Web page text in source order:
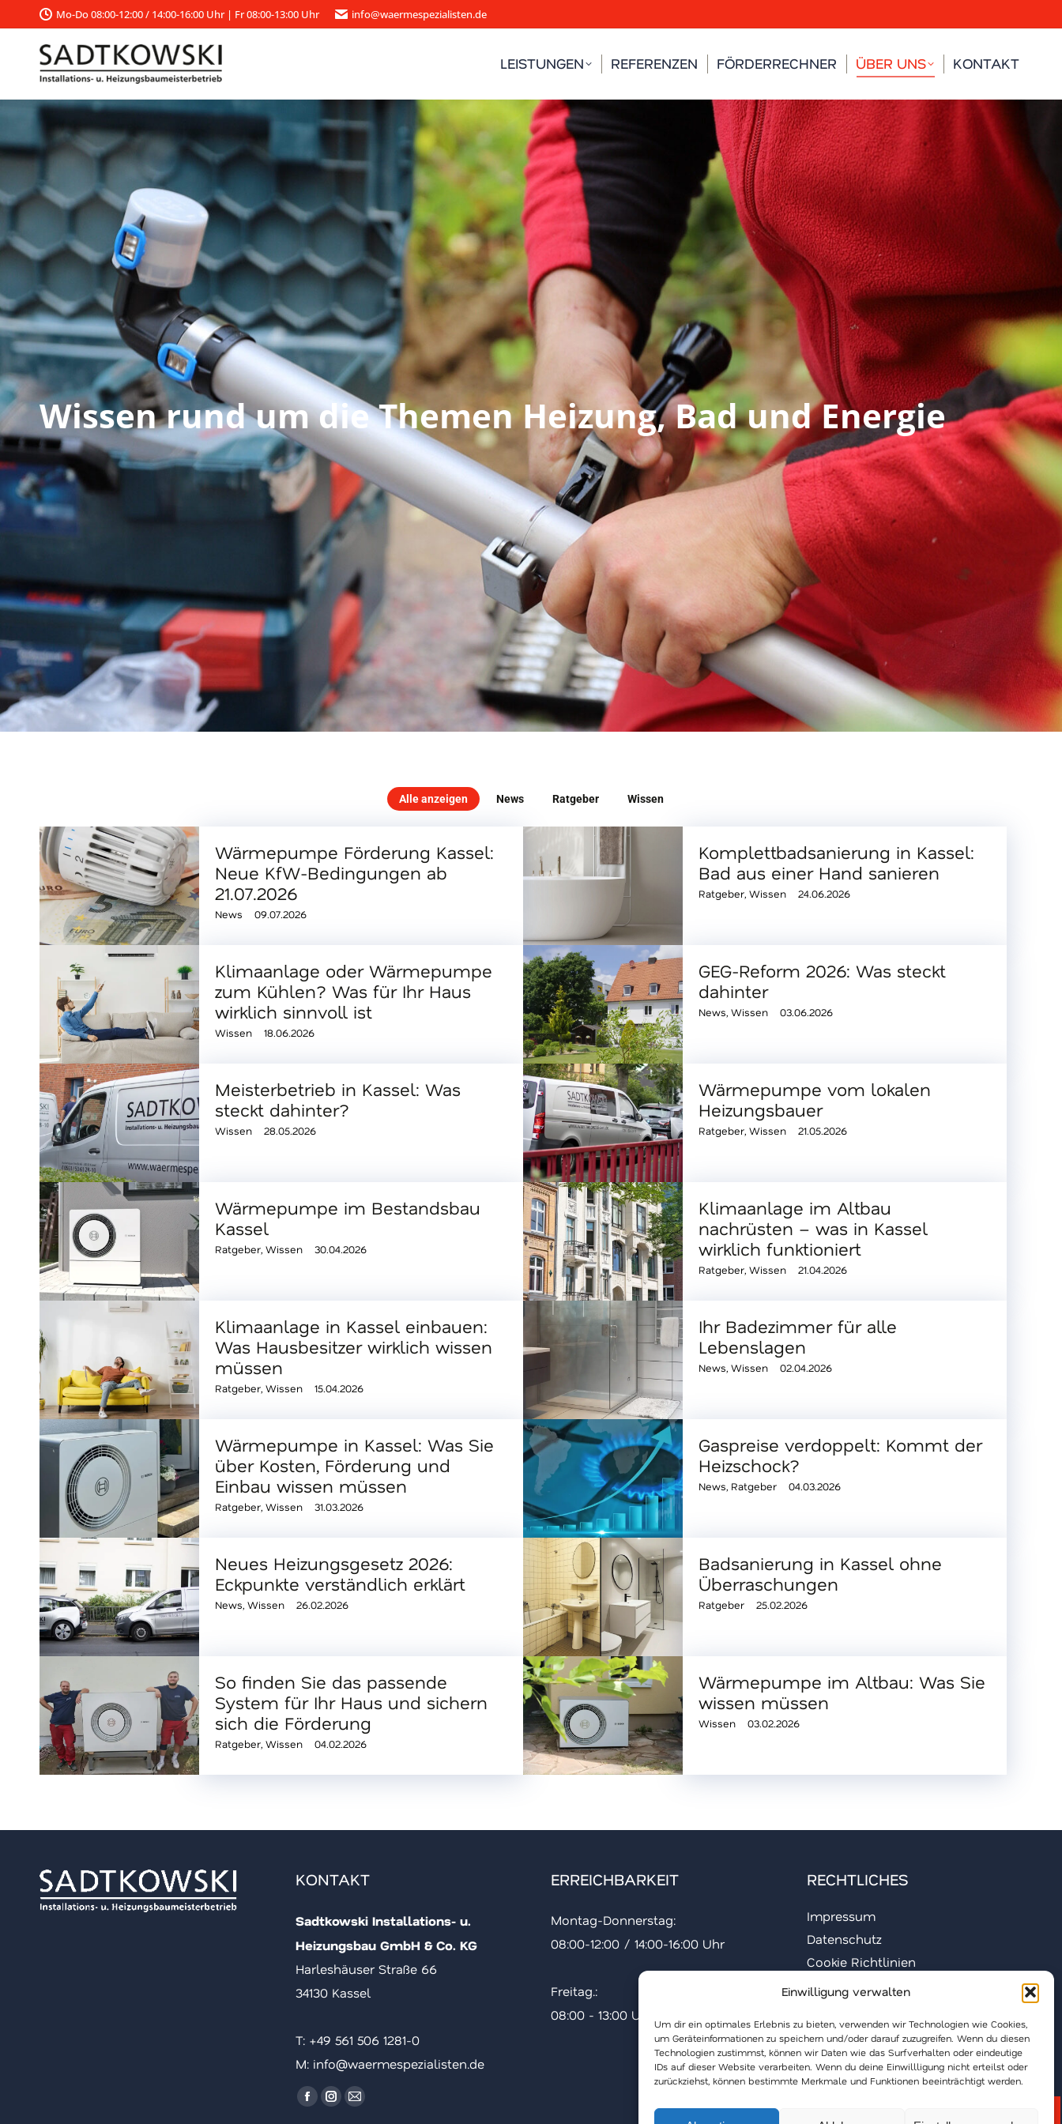
Einwilligung verwalten
Um dir ein optimales Erlebnis zu bieten, verwenden wir Technologien wie Cookies,
um Geräteinformationen zu speichern und/oder darauf zuzugreifen. Wenn du diesen
Technologien zustimmst, können wir Daten wie das Surfverhalten oder eindeutige
IDs auf dieser Website verarbeiten. Wenn du deine Einwillligung nicht erteilst oder
zurückziehst, können bestimmte Merkmale und Funktionen beeinträchtigt werden.
Mo-Do 08:00-12:00 / 14:00-16:00 Uhr | Fr 08:00-13:00 Uhr info@waermespezialisten.de
LEISTUNGEN REFERENZEN FÖRDERRECHNER ÜBER UNS KONTAKT
Wissen rund um die Themen Heizung, Bad und Energie
Alle anzeigen News Ratgeber Wissen
Wärmepumpe Förderung Kassel:
Neue KfW-Bedingungen ab
21.07.2026
News 09.07.2026
Komplettbadsanierung in Kassel:
Bad aus einer Hand sanieren
Ratgeber, Wissen 24.06.2026
Klimaanlage oder Wärmepumpe
zum Kühlen? Was für Ihr Haus
wirklich sinnvoll ist
Wissen 18.06.2026
GEG-Reform 2026: Was steckt
dahinter
News, Wissen 03.06.2026
Meisterbetrieb in Kassel: Was
steckt dahinter?
Wissen 28.05.2026
Wärmepumpe vom lokalen
Heizungsbauer
Ratgeber, Wissen 21.05.2026
Wärmepumpe im Bestandsbau
Kassel
Ratgeber, Wissen 30.04.2026
Klimaanlage im Altbau
nachrüsten – was in Kassel
wirklich funktioniert
Ratgeber, Wissen 21.04.2026
Klimaanlage in Kassel einbauen:
Was Hausbesitzer wirklich wissen
müssen
Ratgeber, Wissen 15.04.2026
Ihr Badezimmer für alle
Lebenslagen
News, Wissen 02.04.2026
Wärmepumpe in Kassel: Was Sie
über Kosten, Förderung und
Einbau wissen müssen
Ratgeber, Wissen 31.03.2026
Gaspreise verdoppelt: Kommt der
Heizschock?
News, Ratgeber 04.03.2026
Neues Heizungsgesetz 2026:
Eckpunkte verständlich erklärt
News, Wissen 26.02.2026
Badsanierung in Kassel ohne
Überraschungen
Ratgeber 25.02.2026
So finden Sie das passende
System für Ihr Haus und sichern
sich die Förderung
Ratgeber, Wissen 04.02.2026
Wärmepumpe im Altbau: Was Sie
wissen müssen
Wissen 03.02.2026
KONTAKT
Sadtkowski Installations- u.
Heizungsbau GmbH & Co. KG
Harleshäuser Straße 66
34130 Kassel
T: ‪+49 561 506 1281-0
M: info@waermespezialisten.de
Finde uns auf:
Facebook
Instagram
E-
ERREICHBARKEIT
Montag-Donnerstag:
08:00-12:00 / 14:00-16:00 Uhr
Freitag.:
08:00 - 13:00 Uhr
RECHTLICHES
Impressum
Datenschutz
Cookie Richtlinien
Barrierefreiheitserklärung